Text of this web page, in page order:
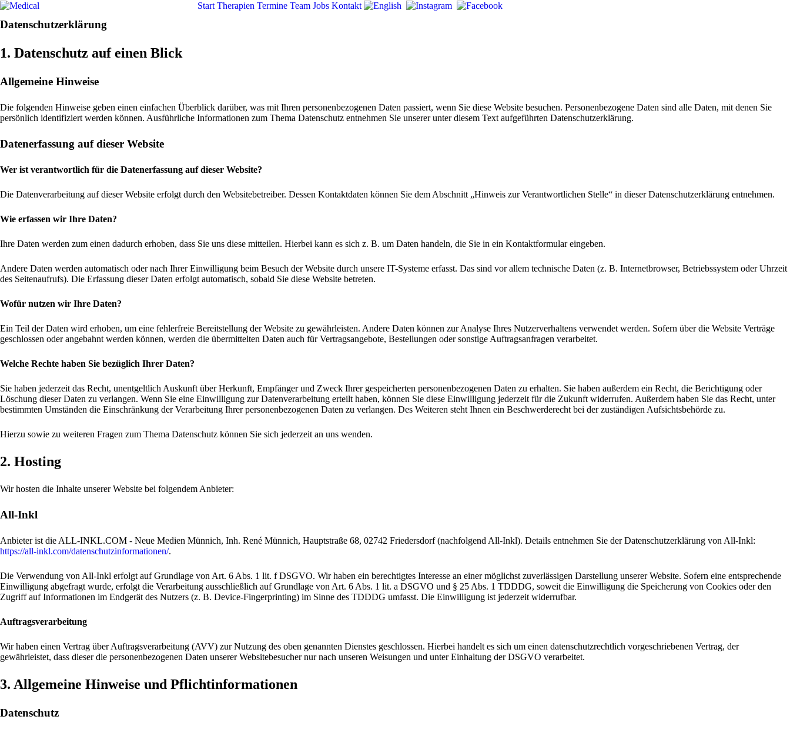
Start Therapien Termine Team Jobs Kontakt
Datenschutz­erklärung
1. Datenschutz auf einen Blick
Allgemeine Hinweise
Die folgenden Hinweise geben einen einfachen Überblick darüber, was mit Ihren personenbezogenen Daten passiert, wenn Sie diese Website besuchen. Personenbezogene Daten sind alle Daten, mit denen Sie
persönlich identifiziert werden können. Ausführliche Informationen zum Thema Datenschutz entnehmen Sie unserer unter diesem Text aufgeführten Datenschutzerklärung.
Datenerfassung auf dieser Website
Wer ist verantwortlich für die Datenerfassung auf dieser Website?
Die Datenverarbeitung auf dieser Website erfolgt durch den Websitebetreiber. Dessen Kontaktdaten können Sie dem Abschnitt „Hinweis zur Verantwortlichen Stelle“ in dieser Datenschutzerklärung entnehmen.
Wie erfassen wir Ihre Daten?
Ihre Daten werden zum einen dadurch erhoben, dass Sie uns diese mitteilen. Hierbei kann es sich z. B. um Daten handeln, die Sie in ein Kontaktformular eingeben.
Andere Daten werden automatisch oder nach Ihrer Einwilligung beim Besuch der Website durch unsere IT-Systeme erfasst. Das sind vor allem technische Daten (z. B. Internetbrowser, Betriebssystem oder Uhrzeit
des Seitenaufrufs). Die Erfassung dieser Daten erfolgt automatisch, sobald Sie diese Website betreten.
Wofür nutzen wir Ihre Daten?
Ein Teil der Daten wird erhoben, um eine fehlerfreie Bereitstellung der Website zu gewährleisten. Andere Daten können zur Analyse Ihres Nutzerverhaltens verwendet werden. Sofern über die Website Verträge
geschlossen oder angebahnt werden können, werden die übermittelten Daten auch für Vertragsangebote, Bestellungen oder sonstige Auftragsanfragen verarbeitet.
Welche Rechte haben Sie bezüglich Ihrer Daten?
Sie haben jederzeit das Recht, unentgeltlich Auskunft über Herkunft, Empfänger und Zweck Ihrer gespeicherten personenbezogenen Daten zu erhalten. Sie haben außerdem ein Recht, die Berichtigung oder
Löschung dieser Daten zu verlangen. Wenn Sie eine Einwilligung zur Datenverarbeitung erteilt haben, können Sie diese Einwilligung jederzeit für die Zukunft widerrufen. Außerdem haben Sie das Recht, unter
bestimmten Umständen die Einschränkung der Verarbeitung Ihrer personenbezogenen Daten zu verlangen. Des Weiteren steht Ihnen ein Beschwerderecht bei der zuständigen Aufsichtsbehörde zu.
Hierzu sowie zu weiteren Fragen zum Thema Datenschutz können Sie sich jederzeit an uns wenden.
2. Hosting
Wir hosten die Inhalte unserer Website bei folgendem Anbieter:
All-Inkl
Anbieter ist die ALL-INKL.COM - Neue Medien Münnich, Inh. René Münnich, Hauptstraße 68, 02742 Friedersdorf (nachfolgend All-Inkl). Details entnehmen Sie der Datenschutzerklärung von All-Inkl:
https://all-inkl.com/datenschutzinformationen/.
Die Verwendung von All-Inkl erfolgt auf Grundlage von Art. 6 Abs. 1 lit. f DSGVO. Wir haben ein berechtigtes Interesse an einer möglichst zuverlässigen Darstellung unserer Website. Sofern eine entsprechende
Einwilligung abgefragt wurde, erfolgt die Verarbeitung ausschließlich auf Grundlage von Art. 6 Abs. 1 lit. a DSGVO und § 25 Abs. 1 TDDDG, soweit die Einwilligung die Speicherung von Cookies oder den
Zugriff auf Informationen im Endgerät des Nutzers (z. B. Device-Fingerprinting) im Sinne des TDDDG umfasst. Die Einwilligung ist jederzeit widerrufbar.
Auftragsverarbeitung
Wir haben einen Vertrag über Auftragsverarbeitung (AVV) zur Nutzung des oben genannten Dienstes geschlossen. Hierbei handelt es sich um einen datenschutzrechtlich vorgeschriebenen Vertrag, der
gewährleistet, dass dieser die personenbezogenen Daten unserer Websitebesucher nur nach unseren Weisungen und unter Einhaltung der DSGVO verarbeitet.
3. Allgemeine Hinweise und Pflicht­informationen
Datenschutz